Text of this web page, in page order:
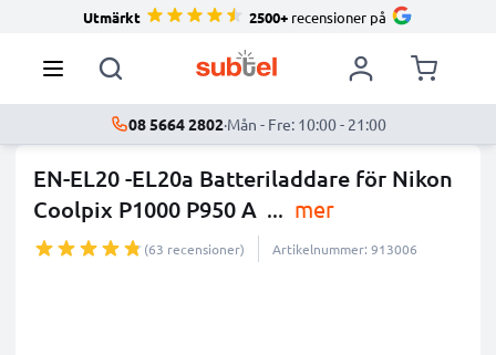
Utmärkt 2500+ recensioner på
08 5664 2802·Mån - Fre: 10:00 - 21:00
EN-EL20 -EL20a Batteriladdare för Nikon
Coolpix P1000 P950 A ... mer
(63 recensioner) Artikelnummer: 913006